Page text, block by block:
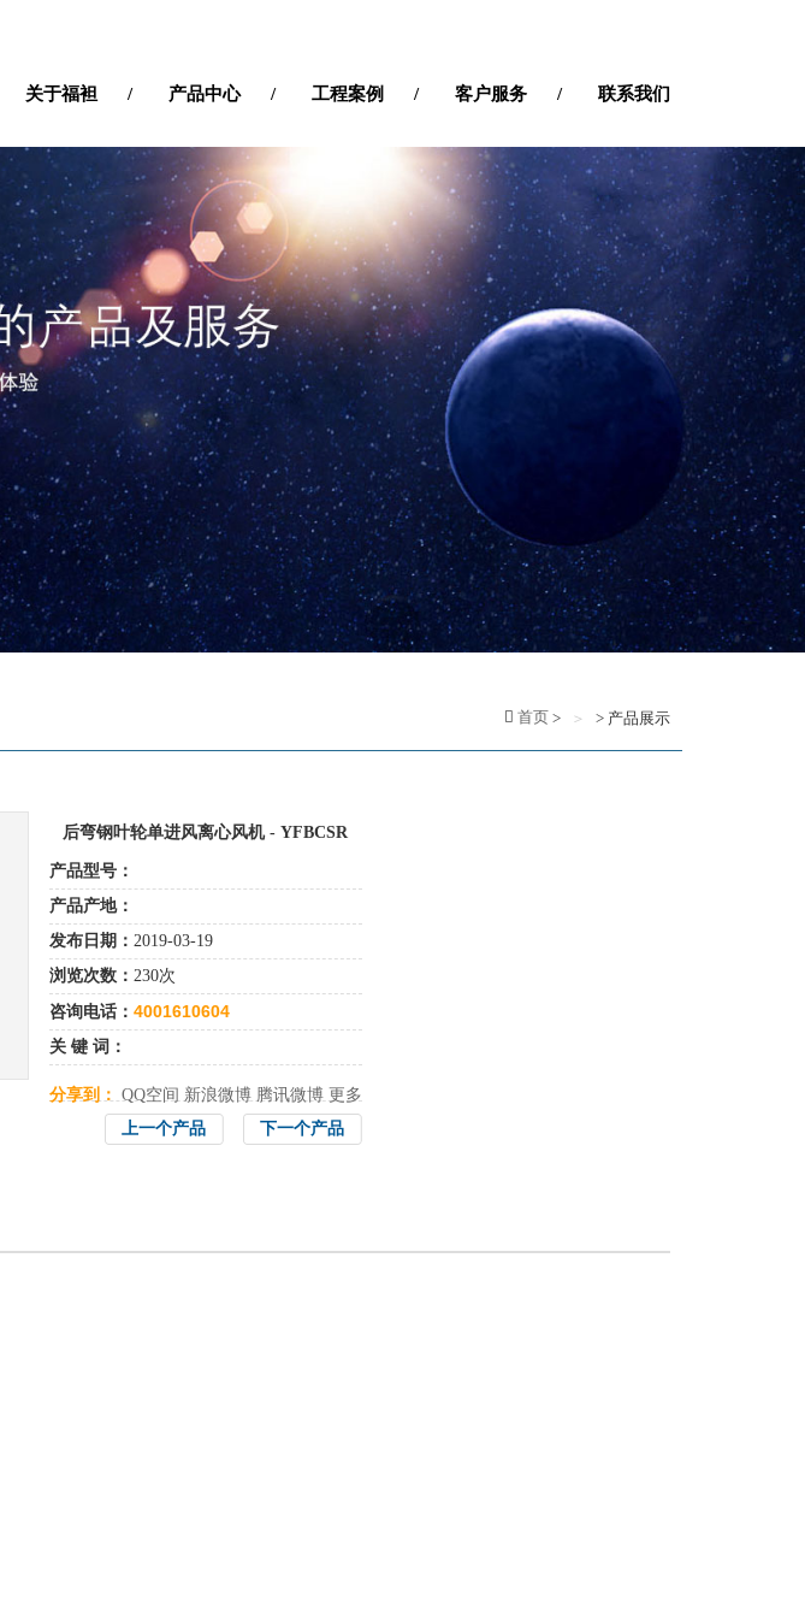
关于福袒 产品中心 工程案例 客户服务 联系我们
首页 > > 产品展示
后弯钢叶轮单进风离心风机 - YFBCSR
产品型号：
产品产地：
发布日期： 2019-03-19
浏览次数： 230次
咨询电话： 4001610604
关 键 词：
分享到： QQ空间 新浪微博 腾讯微博 更多
下一个产品
上一个产品